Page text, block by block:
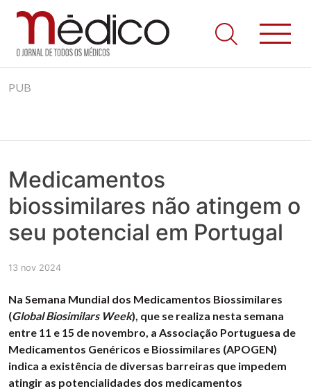
to
Jornal Médico
Médico – O Jornal de Todos os Médicos. Onde as notícias
realmente contam! Tudo o que se passa na Saúde!
PUB
Medicamentos
biossimilares não atingem o
seu potencial em Portugal
13 nov 2024
Na Semana Mundial dos Medicamentos Biossimilares
(Global Biosimilars Week), que se realiza nesta semana
entre 11 e 15 de novembro, a Associação Portuguesa de
Medicamentos Genéricos e Biossimilares (APOGEN)
indica a existência de diversas barreiras que impedem
atingir as potencialidades dos medicamentos